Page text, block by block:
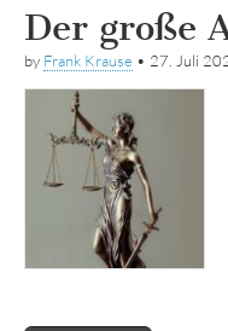
Der große
by Frank Krause • 27. Juli